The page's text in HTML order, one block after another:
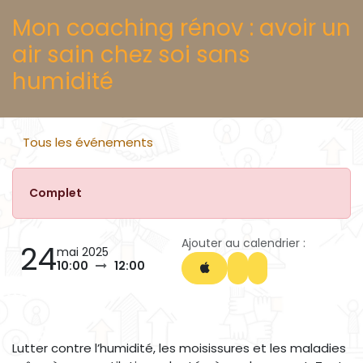
Mon coaching rénov : avoir un
air sain chez soi sans
humidité
Tous les événements
Complet
24mai 2025
10:00
12:00
Ajouter au calendrier :
Lutter contre l’humidité, les moisissures et les maladies